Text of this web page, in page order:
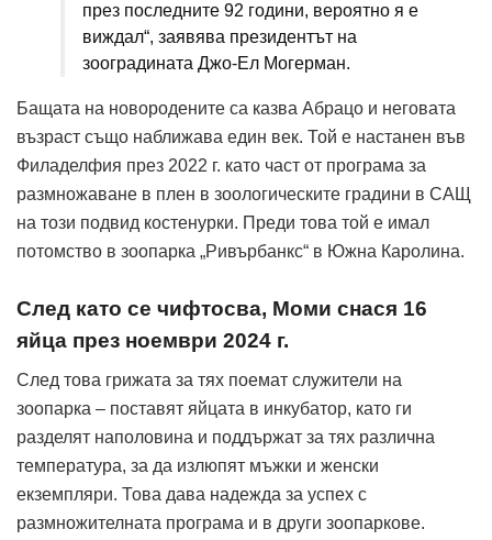
през последните 92 години, вероятно я е
виждал“, заявява президентът на
зооградината Джо-Ел Могерман.
Бащата на новородените са казва Абрацо и неговата
възраст също наближава един век. Той е настанен във
Филаделфия през 2022 г. като част от програма за
размножаване в плен в зоологическите градини в САЩ
на този подвид костенурки. Преди това той е имал
потомство в зоопарка „Ривърбанкс“ в Южна Каролина.
След като се чифтосва, Моми снася 16
яйца през ноември 2024 г.
След това грижата за тях поемат служители на
зоопарка – поставят яйцата в инкубатор, като ги
разделят наполовина и поддържат за тях различна
температура, за да излюпят мъжки и женски
екземпляри. Това дава надежда за успех с
размножителната програма и в други зоопаркове.